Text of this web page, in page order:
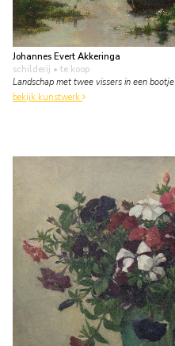
Johannes Evert Akkeringa
schilderij • te koop
Landschap met twee vissers in een bootje
bekijk kunstwerk